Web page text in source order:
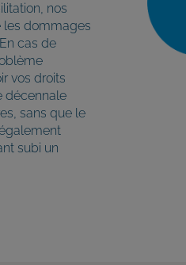
nos
les dommages
cas de
vos droits
décennale
sans que le
subi un